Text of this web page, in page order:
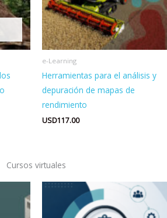
e-Learning
Herramientas para el análisis y
depuración de mapas de
rendimiento
USD117.00
Cursos virtuales